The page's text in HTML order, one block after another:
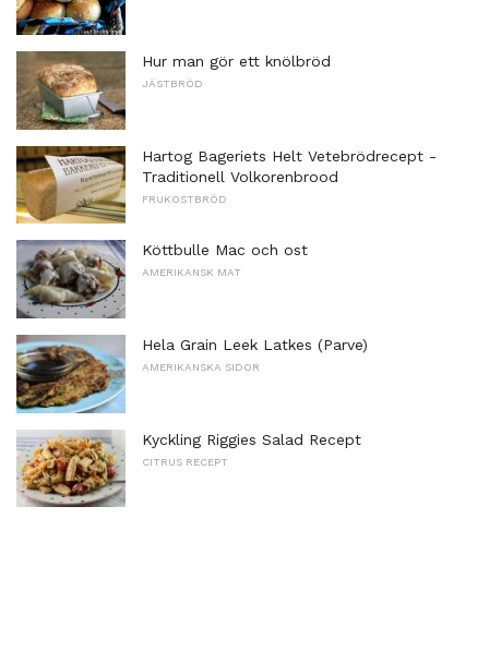
Hur man gör ett knölbröd
JÄSTBRÖD
Hartog Bageriets Helt Vetebrödrecept -
Traditionell Volkorenbrood
FRUKOSTBRÖD
Köttbulle Mac och ost
AMERIKANSK MAT
Hela Grain Leek Latkes (Parve)
AMERIKANSKA SIDOR
Kyckling Riggies Salad Recept
CITRUS RECEPT